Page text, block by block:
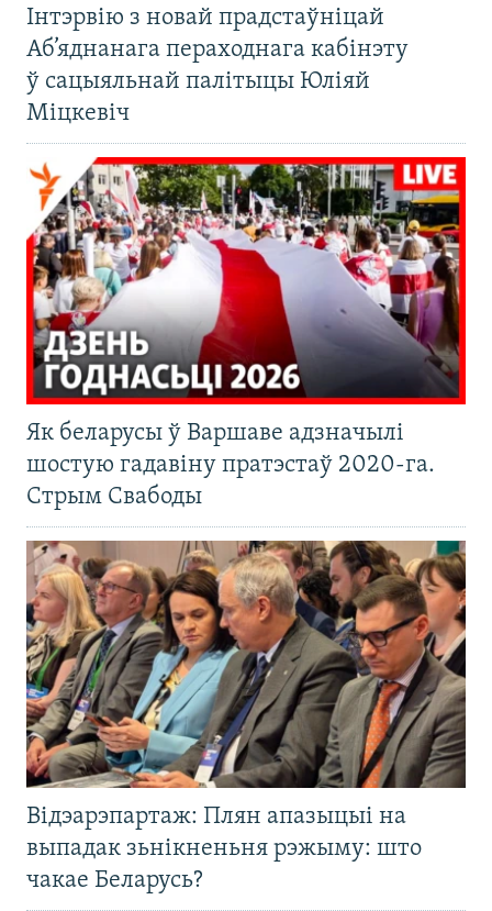
Інтэрвію з новай прадстаўніцай
Аб’яднанага пераходнага кабінэту
ў сацыяльнай палітыцы Юліяй
Міцкевіч
Як беларусы ў Варшаве адзначылі
шостую гадавіну пратэстаў 2020-га.
Стрым Свабоды
Відэарэпартаж: Плян апазыцыі на
выпадак зьнікненьня рэжыму: што
чакае Беларусь?